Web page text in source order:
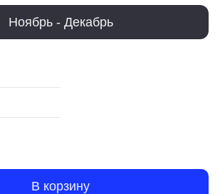
Ноябрь - Декабрь
В корзину